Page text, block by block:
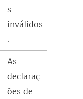
s
inválidos
.
As
declaraç
ões de